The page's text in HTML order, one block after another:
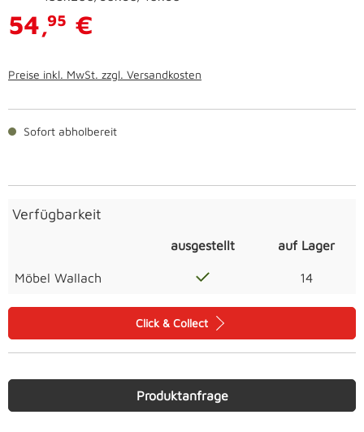
54,95 €
Preise inkl. MwSt. zzgl. Versandkosten
Sofort abholbereit
Verfügbarkeit
ausgestellt auf Lager
Möbel Wallach 14
Click & Collect
Produktanfrage